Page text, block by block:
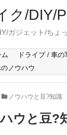
ク/DIY/
ガジェット/ちょ
ム ドライブ / 車の
ノウハウ
ノウハウと豆?知識
ウと豆?